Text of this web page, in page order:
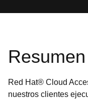
Red Hat® Cloud
nuestros clientes